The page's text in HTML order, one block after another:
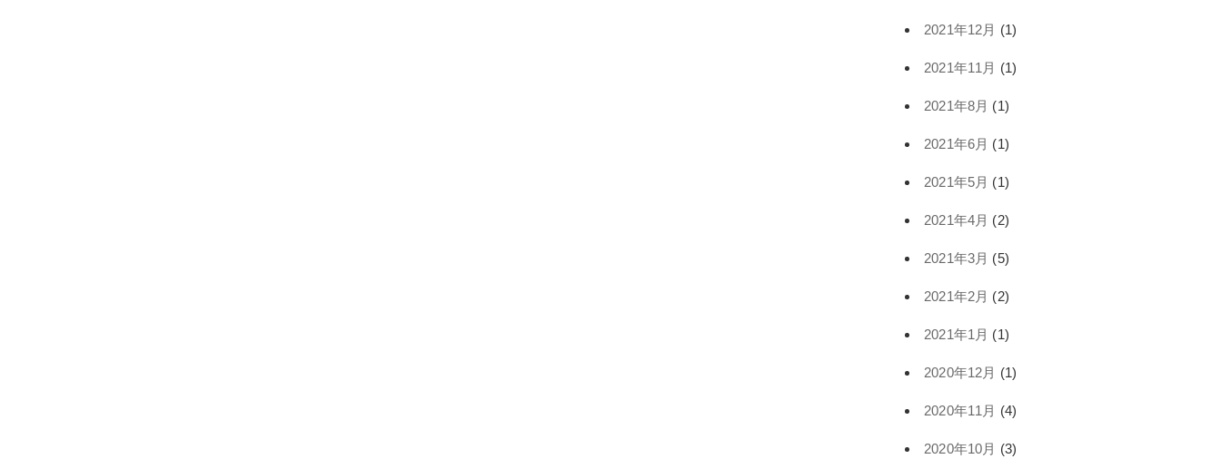
2021年12月 (1)
2021年11月 (1)
2021年8月 (1)
2021年6月 (1)
2021年5月 (1)
2021年4月 (2)
2021年3月 (5)
2021年2月 (2)
2021年1月 (1)
2020年12月 (1)
2020年11月 (4)
2020年10月 (3)